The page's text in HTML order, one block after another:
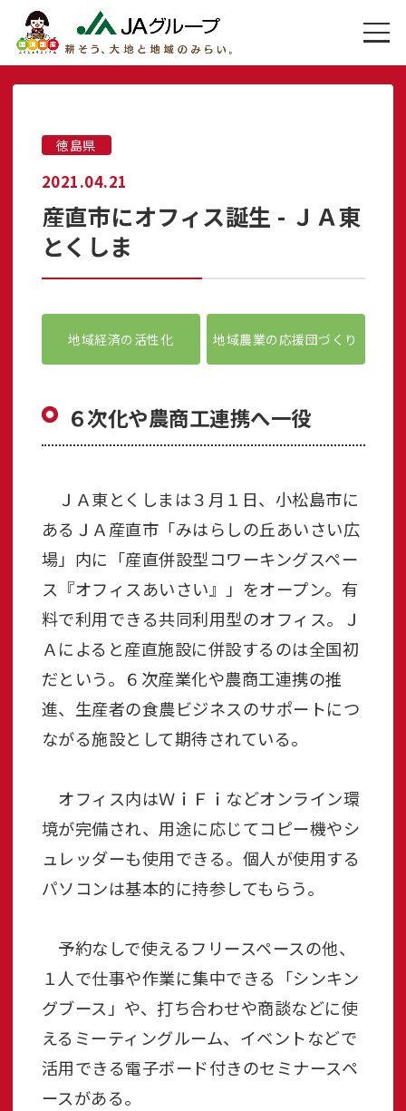
徳島県
2021.04.21
産直市にオフィス誕生 - ＪＡ東
とくしま
地域経済の活性化 地域農業の応援団づくり
６次化や農商工連携へ一役
ＪＡ東とくしまは３月１日、小松島市に
あるＪＡ産直市「みはらしの丘あいさい広
場」内に「産直併設型コワーキングスペー
ス『オフィスあいさい』」をオープン。有
料で利用できる共同利用型のオフィス。Ｊ
Ａによると産直施設に併設するのは全国初
だという。６次産業化や農商工連携の推
進、生産者の食農ビジネスのサポートにつ
ながる施設として期待されている。
オフィス内はＷｉＦｉなどオンライン環
境が完備され、用途に応じてコピー機やシ
ュレッダーも使用できる。個人が使用する
パソコンは基本的に持参してもらう。
予約なしで使えるフリースペースの他、
１人で仕事や作業に集中できる「シンキン
グブース」や、打ち合わせや商談などに使
えるミーティングルーム、イベントなどで
活用できる電子ボード付きのセミナースペ
ースがある。